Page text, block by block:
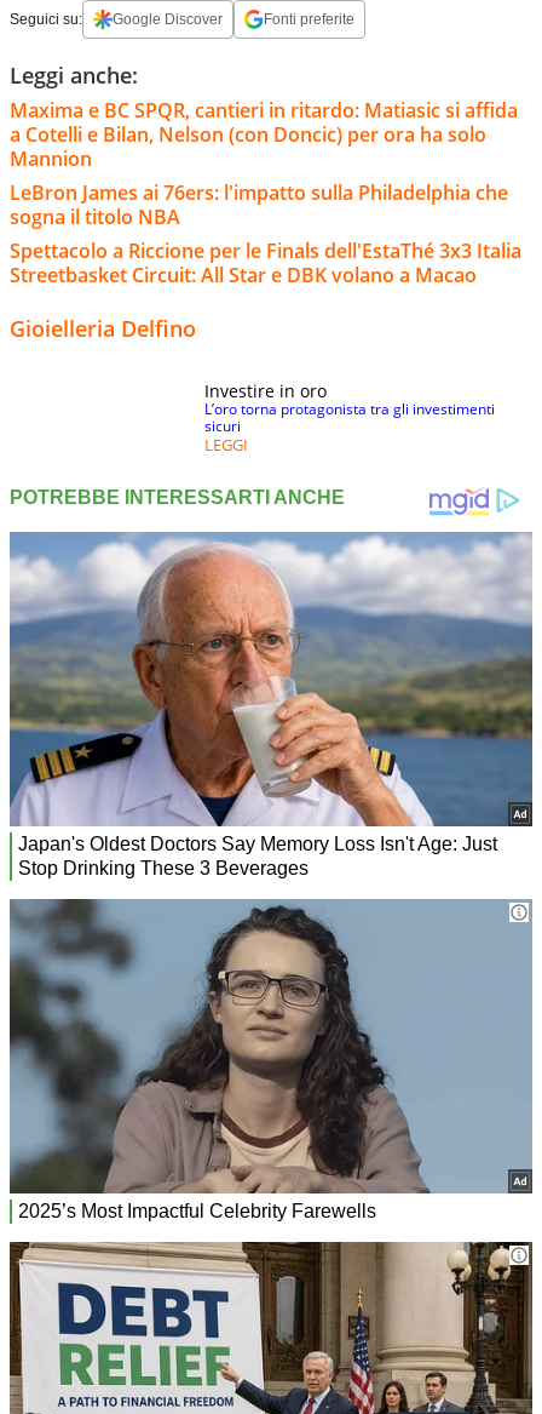
Seguici su: Google Discover Fonti preferite
Leggi anche:
Maxima e BC SPQR, cantieri in ritardo: Matiasic si affida
a Cotelli e Bilan, Nelson (con Doncic) per ora ha solo
Mannion
LeBron James ai 76ers: l'impatto sulla Philadelphia che
sogna il titolo NBA
Spettacolo a Riccione per le Finals dell'EstaThé 3x3 Italia
Streetbasket Circuit: All Star e DBK volano a Macao
Gioielleria Delfino
Investire in oro
L’oro torna protagonista tra gli investimenti
sicuri
LEGGI